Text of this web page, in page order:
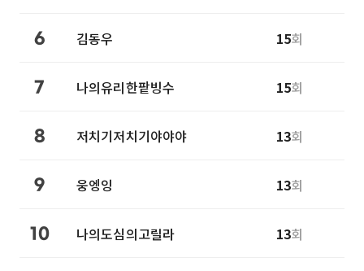
6 김동우 15회
7 나의유리한팥빙수 15회
8 저치기저치기야야야 13회
9 웅엥잉 13회
10 나의도심의고릴라 13회